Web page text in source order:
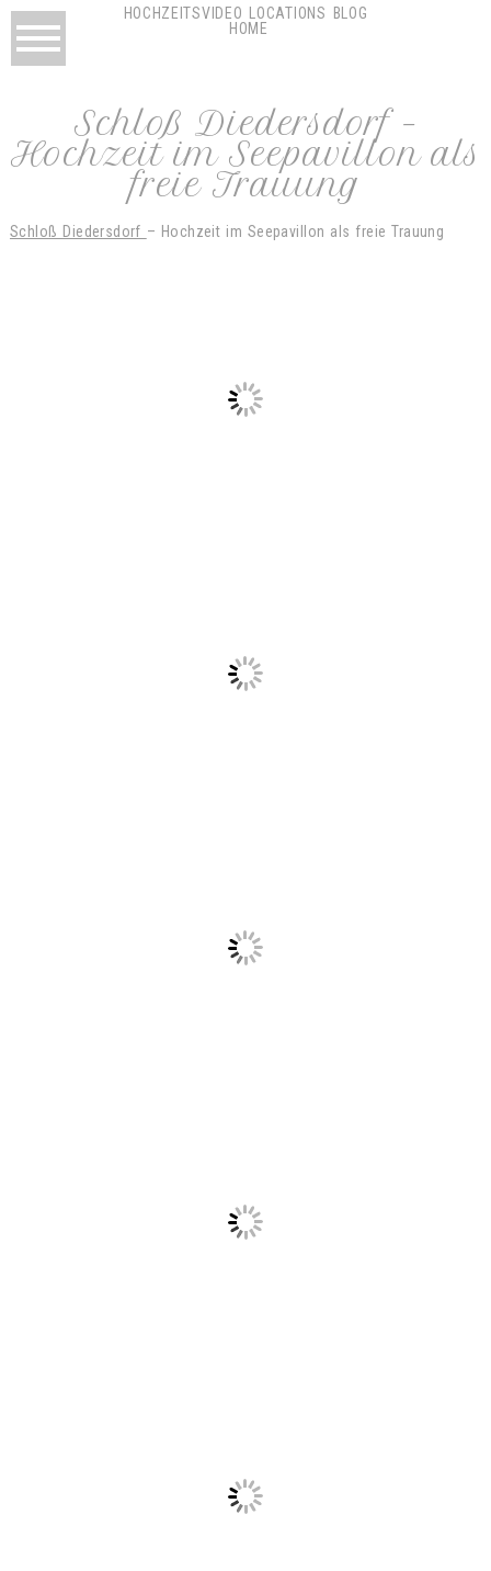
HOCHZEITSVIDEO LOCATIONS
BLOG
HOME
Schloß Diedersdorf –
Hochzeit im Seepavillon als
freie Trauung
Schloß Diedersdorf – Hochzeit im Seepavillon als freie Trauung